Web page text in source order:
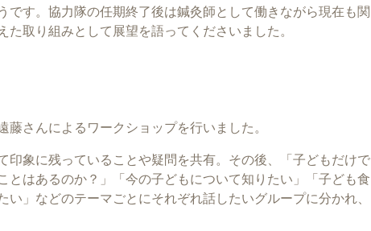
です。協力隊の任期終了後は鍼灸師として働きながら現在も関
取り組みとして展望を語ってくださいました。
さんによるワークショップを行いました。
印象に残っていることや疑問を共有。その後、「子どもだけで
とはあるのか？」「今の子どもについて知りたい」「子ども食
」などのテーマごとにそれぞれ話したいグループに分かれ、